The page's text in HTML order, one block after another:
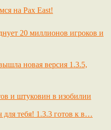
на Pax East!
20 миллионов игроков и
новая версия 1.3.5,
и штуковин в изобилии
для тебя! 1.3.3 готов к в…